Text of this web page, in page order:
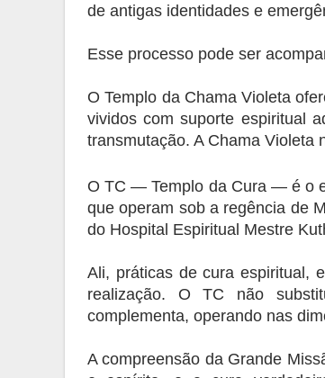
de antigas identidades e
Esse processo pode ser
O Templo da Chama Violeta
vividos com suporte espiritual
transmutação. A Chama Violeta
O TC — Templo da Cura — é o
que operam sob a regência de
do Hospital Espiritual Mestre
Ali, práticas de cura espiritual,
realização. O TC não
complementa, operando nas
A compreensão da Grande